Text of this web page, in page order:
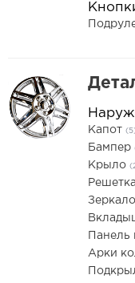
Капот
Бампер
Крыло
Панель
Арки